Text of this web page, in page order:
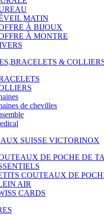
MATIN
À BIJOUX
À MONTRE
&
de chevilles
SUISSE VICTORINOX
DE POCHE DE
COUTEAUX DE
AIR
CARDS